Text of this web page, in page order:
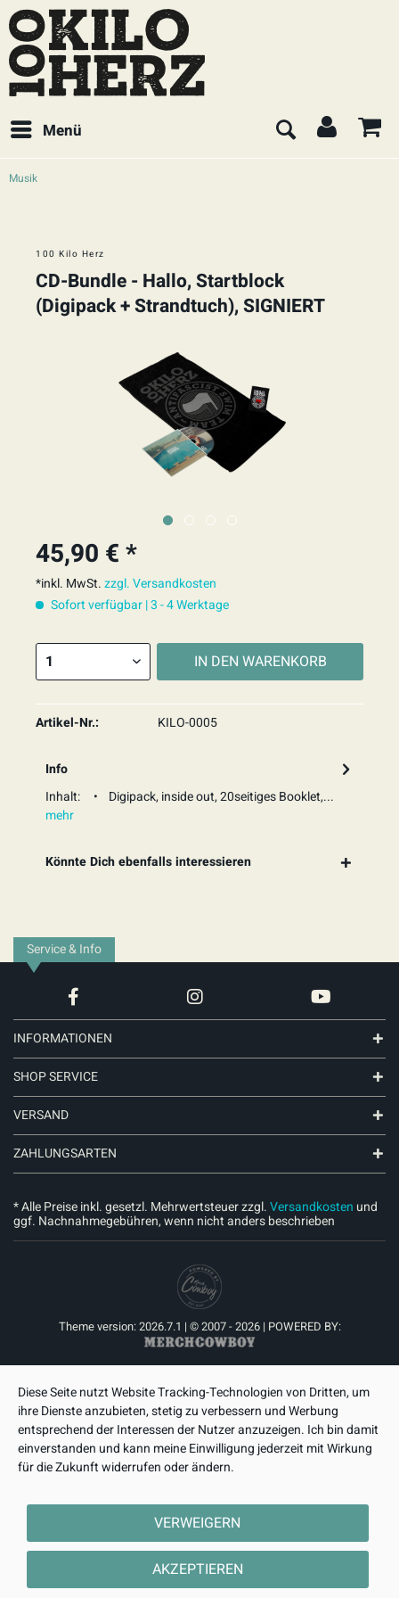
Menü
Musik
100 Kilo Herz
CD-Bundle - Hallo, Startblock
(Digipack + Strandtuch), SIGNIERT
45,90 € *
*inkl. MwSt.zzgl. Versandkosten
Sofort verfügbar | 3 - 4 Werktage
IN DEN WARENKORB
Artikel-Nr.: KILO-0005
Info
Inhalt: • Digipack, inside out, 20seitiges Booklet,...
mehr
Könnte Dich ebenfalls interessieren
Service & Info
INFORMATIONEN
SHOP SERVICE
VERSAND
ZAHLUNGSARTEN
* Alle Preise inkl. gesetzl. Mehrwertsteuer zzgl.Versandkosten und
ggf. Nachnahmegebühren, wenn nicht anders beschrieben
Theme version: 2026.7.1 | © 2007 - 2026 | POWERED BY:
Diese Seite nutzt Website Tracking-Technologien von Dritten, um
ihre Dienste anzubieten, stetig zu verbessern und Werbung
entsprechend der Interessen der Nutzer anzuzeigen. Ich bin damit
einverstanden und kann meine Einwilligung jederzeit mit Wirkung
für die Zukunft widerrufen oder ändern.
VERWEIGERN
AKZEPTIEREN